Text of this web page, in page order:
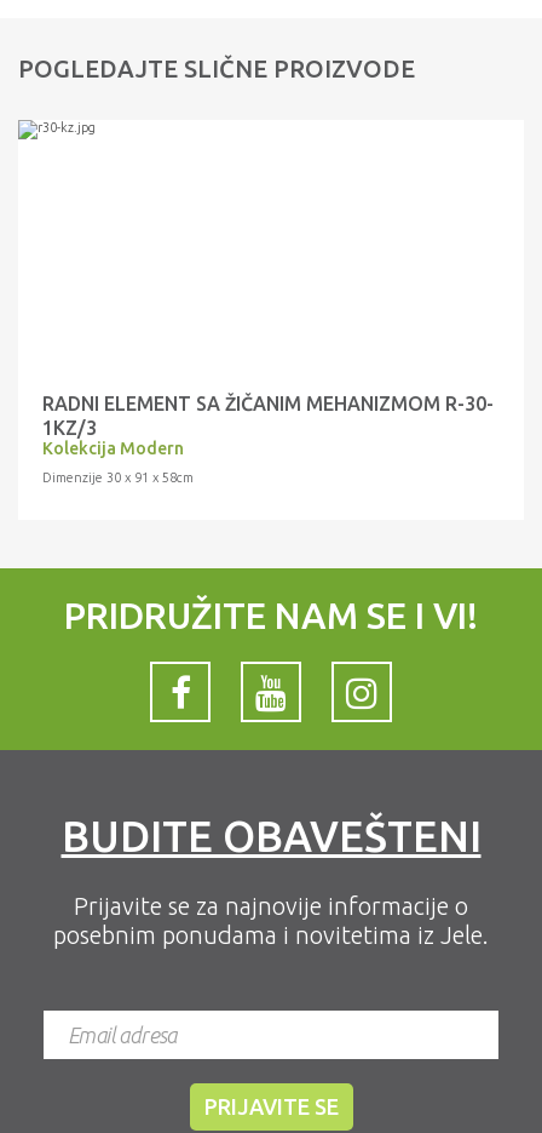
POGLEDAJTE SLIČNE PROIZVODE
RADNI ELEMENT SA ŽIČANIM MEHANIZMOM R-30-
1KZ/3
Kolekcija Modern
Dimenzije 30 x 91 x 58cm
PRIDRUŽITE NAM SE I VI!
BUDITE OBAVEŠTENI
Prijavite se za najnovije informacije o
posebnim ponudama i novitetima iz Jele.